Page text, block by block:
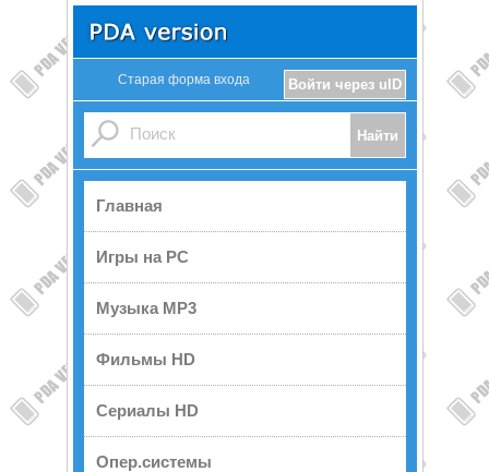
Войти через uID
Старая форма входа
Главная
Игры на PC
Музыка MP3
Фильмы HD
Сериалы HD
Опер.системы